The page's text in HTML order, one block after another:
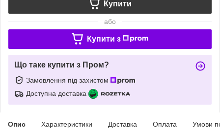
Купити
або
Купити з
Що таке купити з Пром?
Замовлення під захистом
Доступна доставка
Опис Характеристики Доставка Оплата Умови